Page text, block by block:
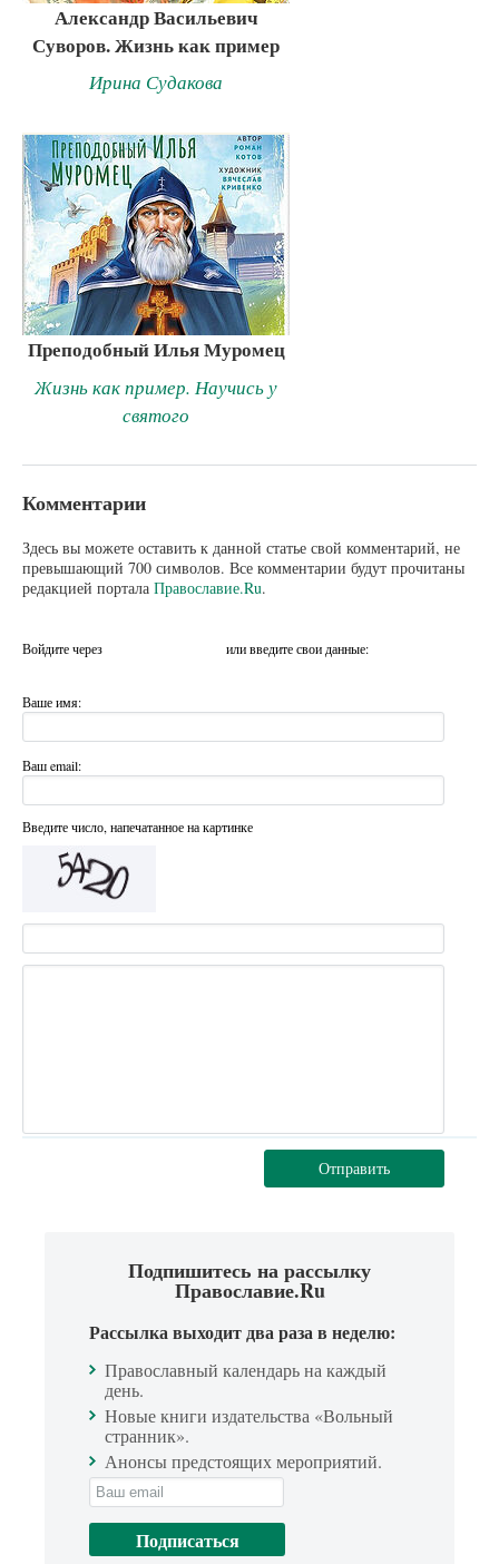
Александр Васильевич
Суворов. Жизнь как пример
Ирина Судакова
Преподобный Илья Муромец
Жизнь как пример. Научись у
святого
Комментарии
Здесь вы можете оставить к данной статье свой комментарий, не
превышающий 700 символов. Все комментарии будут прочитаны
редакцией портала Православие.Ru.
Войдите через или введите свои данные:
Ваше имя:
Ваш email:
Введите число, напечатанное на картинке
Отправить
Подпишитесь на рассылку
Православие.Ru
Рассылка выходит два раза в неделю:
Православный календарь на каждый
день.
Новые книги издательства «Вольный
странник».
Анонсы предстоящих мероприятий.